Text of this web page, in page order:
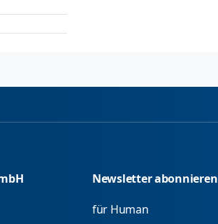
Newsletter abonnieren
für Human